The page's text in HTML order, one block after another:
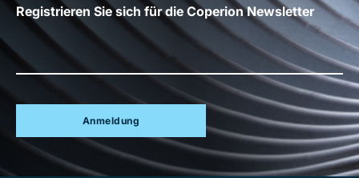
Registrieren Sie sich für die Coperion Newsletter
Anmeldung